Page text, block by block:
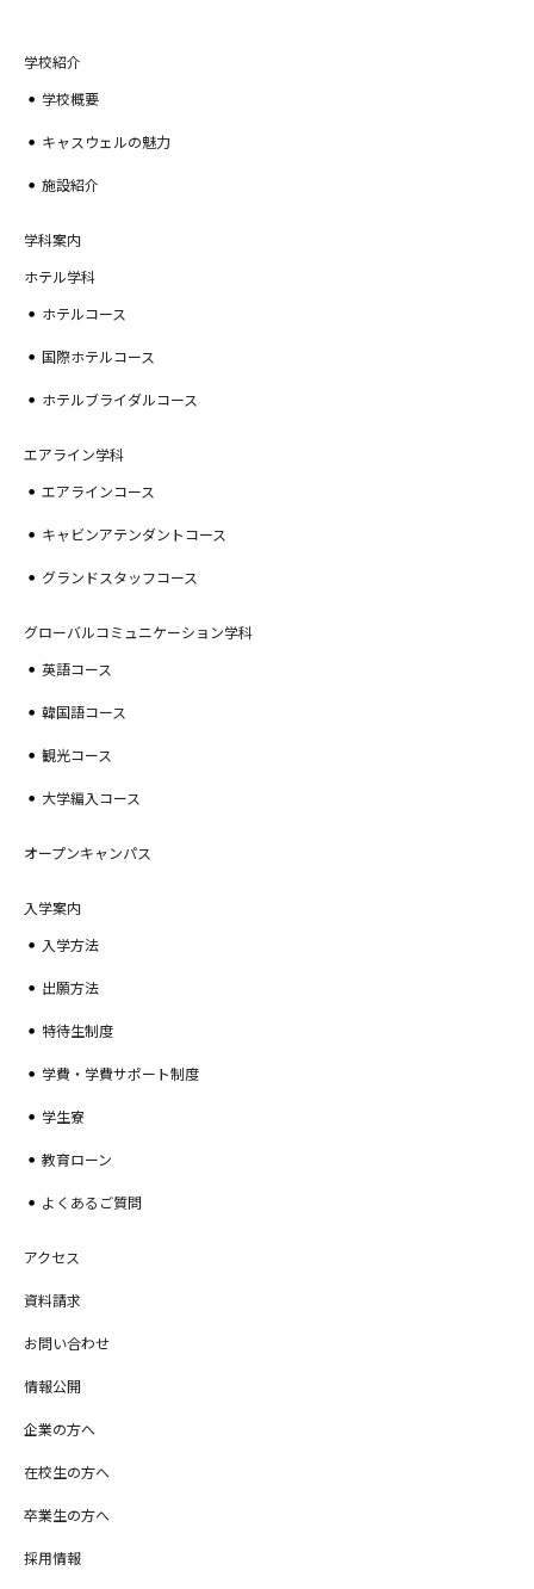
学校紹介
学校概要
キャスウェルの魅力
施設紹介
学科案内
ホテル学科
ホテルコース
国際ホテルコース
ホテルブライダルコース
エアライン学科
エアラインコース
キャビンアテンダントコース
グランドスタッフコース
グローバルコミュニケーション学科
英語コース
韓国語コース
観光コース
大学編入コース
オープンキャンパス
入学案内
入学方法
出願方法
特待生制度
学費・学費サポート制度
学生寮
教育ローン
よくあるご質問
アクセス
資料請求
お問い合わせ
情報公開
企業の方へ
在校生の方へ
卒業生の方へ
採用情報